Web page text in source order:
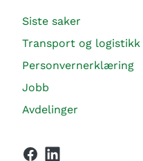
Siste saker
Transport og logistikk
Personvernerklæring
Jobb
Avdelinger